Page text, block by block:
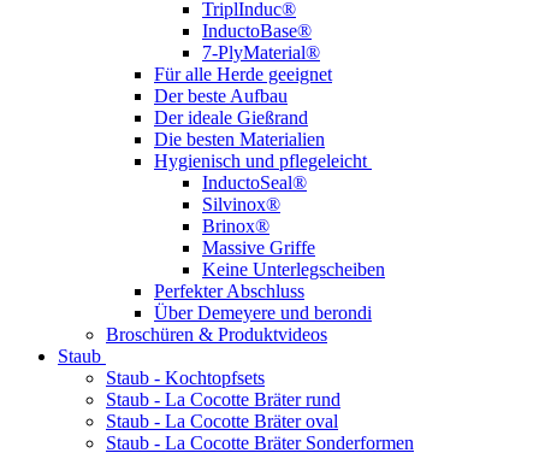
TriplInduc®
InductoBase®
7-PlyMaterial®
Für alle Herde geeignet
Der beste Aufbau
Der ideale Gießrand
Die besten Materialien
Hygienisch und pflegeleicht
InductoSeal®
Silvinox®
Brinox®
Massive Griffe
Keine Unterlegscheiben
Perfekter Abschluss
Über Demeyere und berondi
Broschüren & Produktvideos
Staub
Staub - Kochtopfsets
Staub - La Cocotte Bräter rund
Staub - La Cocotte Bräter oval
Staub - La Cocotte Bräter Sonderformen